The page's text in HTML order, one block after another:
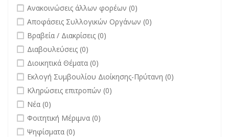
undefined
Ανακοινώσεις άλλων φορέων (0)
undefined
Αποφάσεις Συλλογικών Οργάνων (0)
undefined
Βραβεία / Διακρίσεις (0)
undefined
Διαβουλεύσεις (0)
undefined
Διοικητικά Θέματα (0)
undefined
Εκλογή Συμβουλίου Διοίκησης-Πρύτανη (0)
undefined
Κληρώσεις επιτροπών (0)
undefined
Νέα (0)
undefined
Φοιτητική Μέριμνα (0)
undefined
Ψηφίσματα (0)